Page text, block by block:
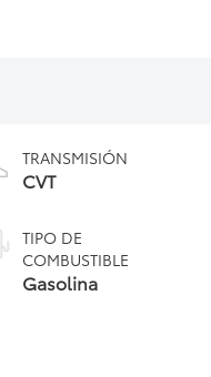
TRANSMISIÓN
CVT
TIPO DE
COMBUSTIBLE
Gasolina